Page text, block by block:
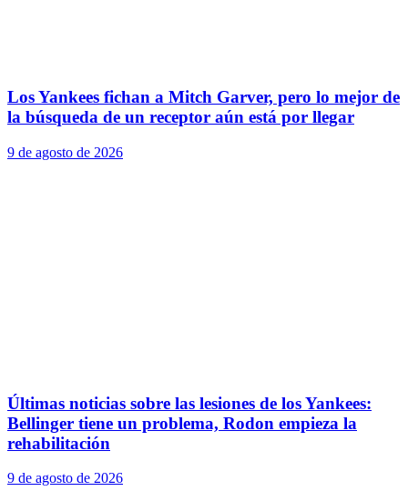
Los Yankees fichan a Mitch Garver, pero lo mejor de
la búsqueda de un receptor aún está por llegar
9 de agosto de 2026
Últimas noticias sobre las lesiones de los Yankees:
Bellinger tiene un problema, Rodon empieza la
rehabilitación
9 de agosto de 2026